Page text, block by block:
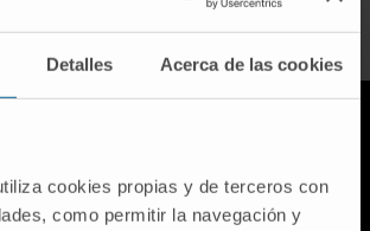
Detalles Acerca de las cookies
cookies propias y de terceros con
como permitir la navegación y